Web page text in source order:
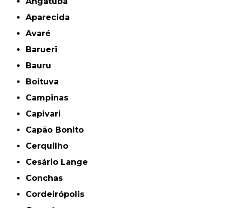
Aparecida
Avaré
Barueri
Bauru
Boituva
Campinas
Capivari
Capão Bonito
Cerquilho
Cesário Lange
Conchas
Cordeirópolis